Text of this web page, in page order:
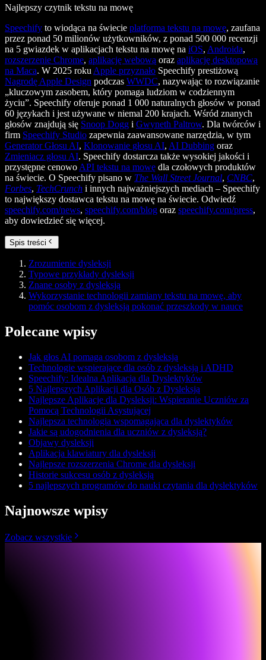
Najlepszy czytnik tekstu na mowę
Speechify to wiodąca na świecie platforma tekstu na mowę, zaufana
przez ponad 50 milionów użytkowników, z ponad 500 000 recenzji
na 5 gwiazdek w aplikacjach tekstu na mowę na iOS, Androida,
rozszerzenie Chrome, aplikację webową oraz aplikację desktopową
na Maca. W 2025 roku Apple przyznało Speechify prestiżową
Nagrodę Apple Design podczas WWDC, nazywając to rozwiązanie
„kluczowym zasobem, który pomaga ludziom w codziennym
życiu”. Speechify oferuje ponad 1 000 naturalnych głosów w ponad
60 językach i jest używane w niemal 200 krajach. Wśród znanych
głosów znajdują się Snoop Dogg i Gwyneth Paltrow. Dla twórców i
firm Speechify Studio zapewnia zaawansowane narzędzia, w tym
Generator Głosu AI, Klonowanie głosu AI, AI Dubbing oraz
Zmieniacz głosu AI. Speechify dostarcza także wysokiej jakości i
przystępne cenowo API tekstu na mowę dla czołowych produktów
na świecie. O Speechify pisano w The Wall Street Journal, CNBC,
Forbes, TechCrunch i innych najważniejszych mediach – Speechify
to największy dostawca tekstu na mowę na świecie. Odwiedź
speechify.com/news, speechify.com/blog oraz speechify.com/press,
aby dowiedzieć się więcej.
Spis treści
Zrozumienie dysleksji
Typowe przykłady dysleksji
Znane osoby z dysleksją
Wykorzystanie technologii zamiany tekstu na mowę, aby
pomóc osobom z dysleksją pokonać przeszkody w nauce
Polecane wpisy
Jak głos AI pomaga osobom z dysleksją
Technologie wspierające dla osób z dysleksją i ADHD
Speechify: Idealna Aplikacja dla Dyslektyków
5 Najlepszych Aplikacji dla Osób z Dysleksją
Najlepsze Aplikacje dla Dysleksji: Wspieranie Uczniów za
Pomocą Technologii Asystującej
Najlepsza technologia wspomagająca dla dyslektyków
Jakie są udogodnienia dla uczniów z dysleksją?
Objawy dysleksji
Aplikacja klawiatury dla dysleksji
Najlepsze rozszerzenia Chrome dla dysleksji
Historie sukcesu osób z dysleksją
5 najlepszych programów do nauki czytania dla dyslektyków
Najnowsze wpisy
Zobacz wszystkie